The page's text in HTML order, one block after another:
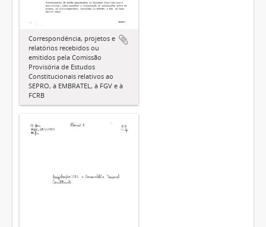
Correspondência, projetos e
relatórios recebidos ou
emitidos pela Comissão
Provisória de Estudos
Constitucionais relativos ao
SEPRO, à EMBRATEL, à FGV e à
FCRB